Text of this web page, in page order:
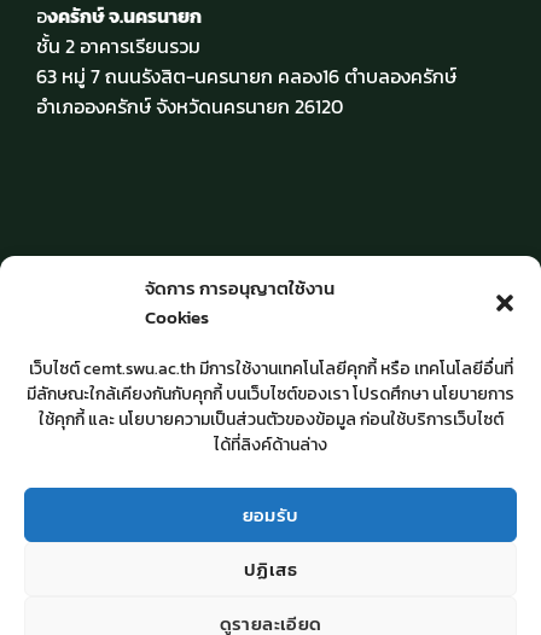
จัดการ การอนุญาตใช้งาน
Cookies
เว็บไซต์ cemt.swu.ac.th มีการใช้งานเทคโนโลยีคุกกี้ หรือ เทคโนโลยีอื่นที่
มีลักษณะใกล้เคียงกันกับคุกกี้ บนเว็บไซต์ของเรา โปรดศึกษา นโยบายการ
ใช้คุกกี้ และ นโยบายความเป็นส่วนตัวของข้อมูล ก่อนใช้บริการเว็บไซต์
ได้ที่ลิงค์ด้านล่าง
ยอมรับ
ปฏิเสธ
ดูรายละเอียด
องครักษ์ จ.นครนายก
ชั้น 2 อาคารเรียนรวม
63 หมู่ 7 ถนนรังสิต-นครนายก คลอง16 ตำบลองครักษ์
อำเภอองครักษ์ จังหวัดนครนายก 26120
วัน-เวลาให้บริการ
จันทร์ – ศุกร์ เวลา 8.30 – 16.30 น.
ปิดวันหยุดราชการ
และวันหยุดนักขัตฤกษ์
ศรีนครินทรวิโรฒ